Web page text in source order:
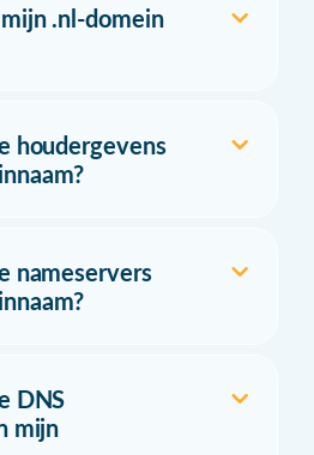
.nl-domein
houdergevens
nameservers
DNS
mijn